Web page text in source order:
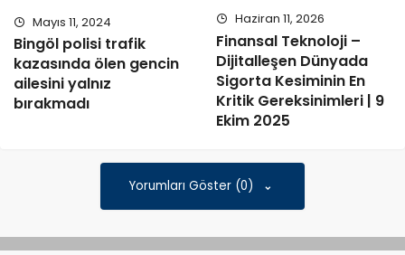
Mayıs 11, 2024
Bingöl polisi trafik
kazasında ölen gencin
ailesini yalnız
bırakmadı
Haziran 11, 2026
Finansal Teknoloji –
Dijitalleşen Dünyada
Sigorta Kesiminin En
Kritik Gereksinimleri | 9
Ekim 2025
Yorumları Göster (0)